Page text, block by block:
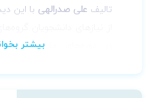
تالیف علی صدرالهی با این
در دوره‌های مقطع